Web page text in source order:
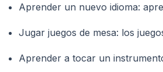
Aprender un nuevo idioma:
Jugar juegos de mesa: los
Aprender a tocar un